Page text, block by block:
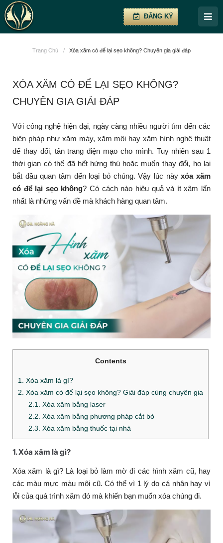
ĐĂNG KÝ
Trang Chủ / Xóa xăm có để lại sẹo không? Chuyên gia giải đáp
XÓA XĂM CÓ ĐỂ LẠI SẸO KHÔNG?
CHUYÊN GIA GIẢI ĐÁP
Với công nghệ hiện đại, ngày càng nhiều người tìm đến các
biện pháp như xăm mày, xăm môi hay xăm hình nghệ thuật
để thay đổi, tân trang diện mạo cho mình. Tuy nhiên sau 1
thời gian có thể đã hết hứng thú hoặc muốn thay đổi, họ lại
bắt đầu quan tâm đến loại bỏ chúng. Vậy lúc nàyxóa xăm
có để lại sẹo không? Có cách nào hiệu quả và ít xâm lấn
nhất là những vấn đề mà khách hàng quan tâm.
Contents
1. Xóa xăm là gì?
2. Xóa xăm có để lại sẹo không? Giải đáp cùng chuyên gia
2.1. Xóa xăm bằng laser
2.2. Xóa xăm bằng phương pháp cắt bỏ
2.3. Xóa xăm bằng thuốc tại nhà
1. Xóa xăm là gì?
Xóa xăm là gì? Là loại bỏ làm mờ đi các hình xăm cũ, hay
các màu mực màu môi cũ. Có thể vì 1 lý do cá nhân hay vì
lỗi của quá trình xăm đó mà khiến bạn muốn xóa chúng đi.